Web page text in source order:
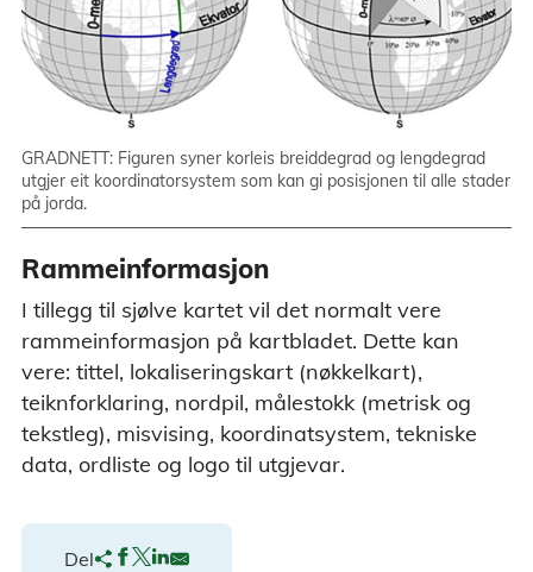
GRADNETT: Figuren syner korleis breiddegrad og lengdegrad
utgjer eit koordinatorsystem som kan gi posisjonen til alle stader
på jorda.
Rammeinformasjon
I tillegg til sjølve kartet vil det normalt vere
rammeinformasjon på kartbladet. Dette kan
vere: tittel, lokaliseringskart (nøkkelkart),
teiknforklaring, nordpil, målestokk (metrisk og
tekstleg), misvising, koordinatsystem, tekniske
data, ordliste og logo til utgjevar.
Del